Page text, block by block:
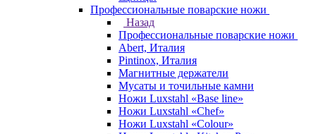
Профессиональные поварские ножи
Назад
Профессиональные поварские ножи
Abert, Италия
Pintinox, Италия
Магнитные держатели
Мусаты и точильные камни
Ножи Luxstahl «Base line»
Ножи Luxstahl «Chef»
Ножи Luxstahl «Colour»